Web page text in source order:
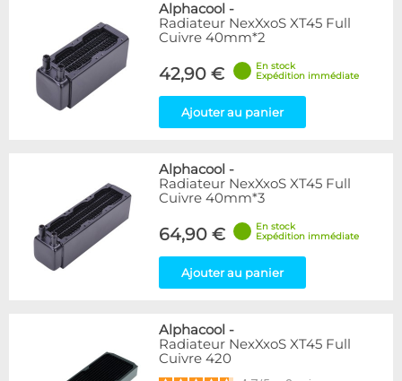
Alphacool -
Radiateur NexXxoS XT45 Full
Cuivre 40mm*2
42,90 €
En stock
Expédition immédiate
Ajouter au panier
Alphacool -
Radiateur NexXxoS XT45 Full
Cuivre 40mm*3
64,90 €
En stock
Expédition immédiate
Ajouter au panier
Alphacool -
Radiateur NexXxoS XT45 Full
Cuivre 420